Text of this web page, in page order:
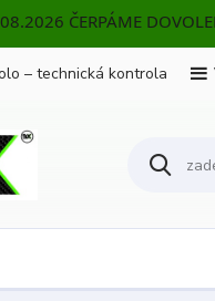
ČERPÁME
– technická kontrola